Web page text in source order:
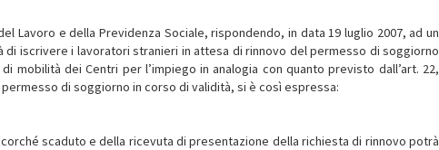
Lavoro e della Previdenza Sociale, rispondendo, in data 19 luglio 2007, ad un
di iscrivere i lavoratori stranieri in attesa di rinnovo del permesso di soggiorno
mobilità dei Centri per l’impiego in analogia con quanto previsto dall’art. 22,
di soggiorno in corso di validità, si è così espressa:
scaduto e della ricevuta di presentazione della richiesta di rinnovo potrà